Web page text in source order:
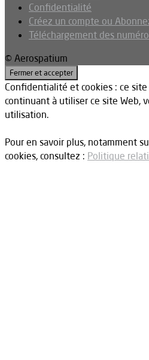
Confidentialité
Créez un compte ou
Téléchargement des
© Aerospatium
Confidentialité et cookies : ce
continuant à utiliser ce site Web,
utilisation.
Pour en savoir plus, notamment
cookies, consultez : Politique